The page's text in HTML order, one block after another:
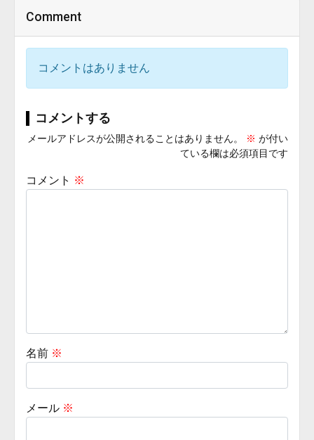
Comment
コメントはありません
コメントする
メールアドレスが公開されることはありません。 ※ が付い
ている欄は必須項目です
コメント ※
名前 ※
メール ※